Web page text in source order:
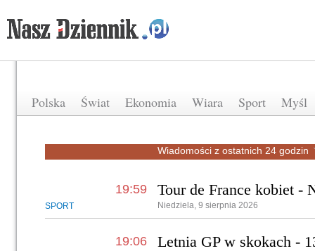
Polska Świat Ekonomia Wiara Sport Myśl
Wiadomości z ostatnich 24 godzin
19:59
SPORT
Tour de France kobiet -
Niedziela, 9 sierpnia 2026
19:06 Letnia GP w skokach -